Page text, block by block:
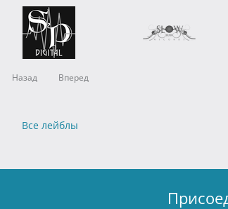
Назад Вперед
Все лейблы